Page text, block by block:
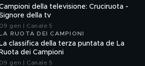
della televisione: Cruciruota -
della tv
09 gen | Canale 5
RUOTA DEI CAMPIONI
La classifica della terza puntata de La
Ruota dei Campioni
09 gen | Canale 5